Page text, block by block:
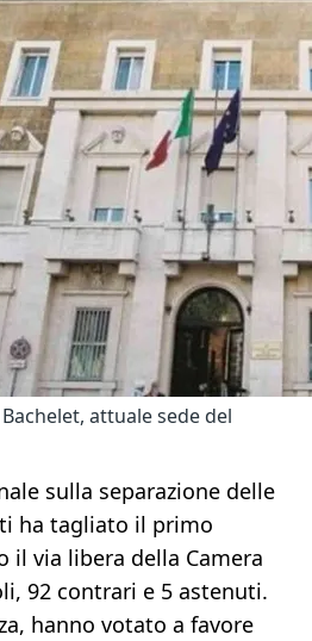
attuale sede del
sulla separazione delle
ha tagliato il primo
il via libera della Camera
92 contrari e 5 astenuti.
hanno votato a favore